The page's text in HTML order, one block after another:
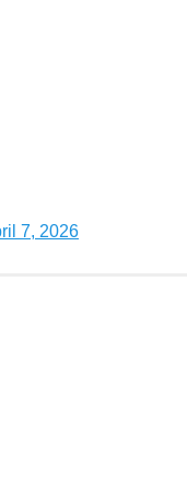
7, 2026